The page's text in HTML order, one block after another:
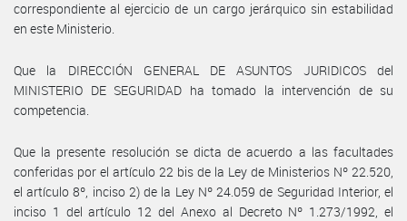
correspondiente al ejercicio de un cargo jerárquico sin estabilidad
en este Ministerio.
Que la DIRECCIÓN GENERAL DE ASUNTOS JURIDICOS del
MINISTERIO DE SEGURIDAD ha tomado la intervención de su
competencia.
Que la presente resolución se dicta de acuerdo a las facultades
conferidas por el artículo 22 bis de la Ley de Ministerios Nº 22.520,
el artículo 8º, inciso 2) de la Ley Nº 24.059 de Seguridad Interior, el
inciso 1 del artículo 12 del Anexo al Decreto Nº 1.273/1992, el